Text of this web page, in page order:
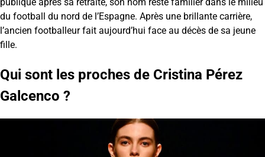
du football du nord de l’Espagne. Après une brillante carrière,
l’ancien footballeur fait aujourd’hui face au décès de sa jeune
fille.
Qui sont les proches de Cristina Pérez
Galcenco ?